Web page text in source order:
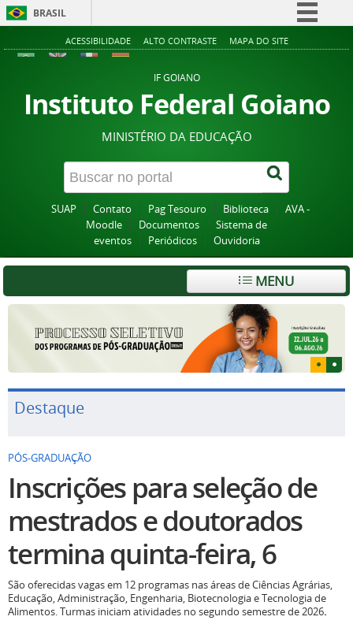
BRASIL
Simplifique!
Acesso à informação
Legislação
Canais
ACESSIBILIDADE ALTO CONTRASTE MAPA DO SITE
IF GOIANO
Instituto Federal Goiano
MINISTÉRIO DA EDUCAÇÃO
SUAP Contato Pag Tesouro Biblioteca
AVA -
Moodle
Documentos
Sistema de
eventos
Periódicos Ouvidoria
MENU
Destaque
PÓS-GRADUAÇÃO
Inscrições para seleção de
mestrados e doutorados
termina quinta-feira, 6
São oferecidas vagas em 12 programas nas áreas de Ciências Agrárias,
Educação, Administração, Engenharia, Biotecnologia e Tecnologia de
Alimentos. Turmas iniciam atividades no segundo semestre de 2026.